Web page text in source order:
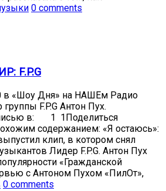
0 comments
F.P.G
в «Шоу Дня» на НАШЕм Радио
F.P.G Антон Пух.
в: 1 1Поделиться
содержанием: «Я остаюсь»:
клип, в котором снял
Лидер F.P.G. Антон Пух
«Гражданской
с Антоном Пухом «ПилОт»,
0 comments